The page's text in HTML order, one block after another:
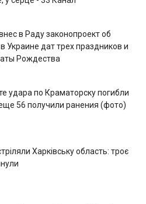
в Раду законопроект об
Украине дат трех праздников и
Рождества
удара по Краматорску погибли
56 получили ранения (фото)
Харківську область: троє